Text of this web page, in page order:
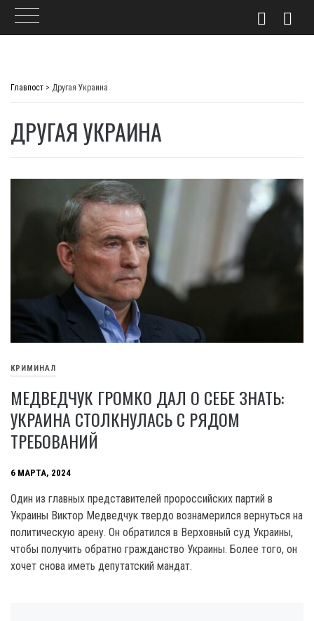
Главпост > Другая Украина
ДРУГАЯ УКРАИНА
КРИМИНАЛ
МЕДВЕДЧУК ГРОМКО ДАЛ О СЕБЕ ЗНАТЬ:
УКРАИНА СТОЛКНУЛАСЬ С РЯДОМ
ТРЕБОВАНИЙ
6 МАРТА, 2024
Один из главных представителей пророссийских партий в
Украины Виктор Медведчук твердо вознамерился вернуться на
политическую арену. Он обратился в Верховный суд Украины,
чтобы получить обратно гражданство Украины. Более того, он
хочет снова иметь депутатский мандат.